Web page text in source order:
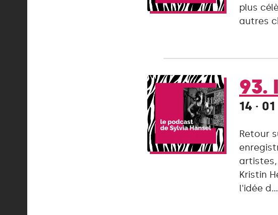
plus
autres
93.
14 ·
Retour
Kristin
l'idée d...